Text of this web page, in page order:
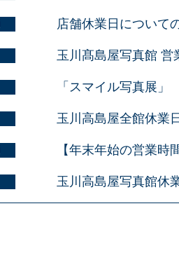
店舗休業日について
玉川髙島屋写真館 営
「スマイル写真展
玉川高島屋全館休業
【年末年始の営業時
玉川高島屋写真館休